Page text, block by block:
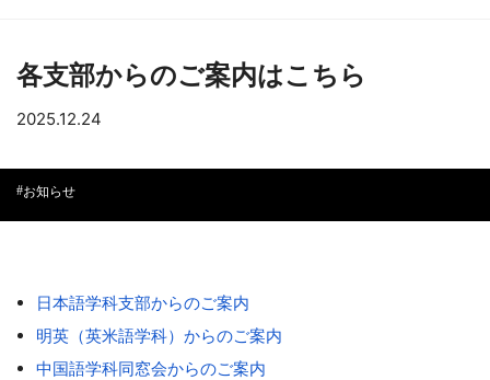
各支部からのご案内はこちら
2025.12.24
お知らせ
日本語学科支部からのご案内
明英（英米語学科）からのご案内
中国語学科同窓会からのご案内